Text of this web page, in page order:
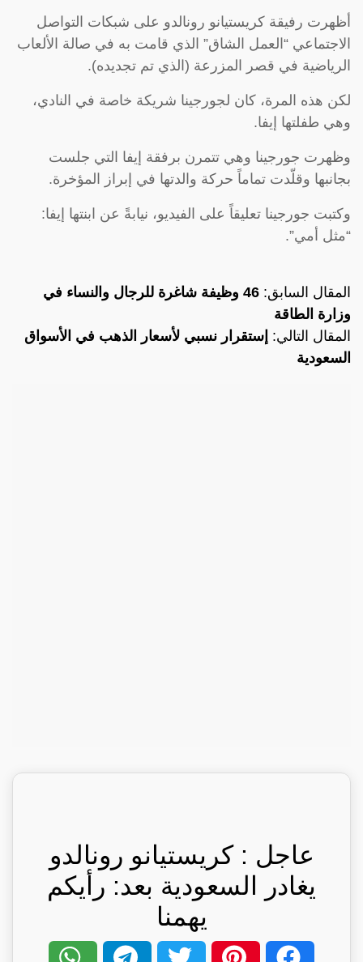
أظهرت رفيقة كريستيانو رونالدو على شبكات التواصل
الاجتماعي “العمل الشاق” الذي قامت به في صالة الألعاب
الرياضية في قصر المزرعة (الذي تم تجديده).
لكن هذه المرة، كان لجورجينا شريكة خاصة في النادي،
وهي طفلتها إيفا.
وظهرت جورجينا وهي تتمرن برفقة إيفا التي جلست
بجانبها وقلّدت تماماً حركة والدتها في إبراز المؤخرة.
وكتبت جورجينا تعليقاً على الفيديو، نيابةً عن ابنتها إيفا:
“مثل أمي”.
المقال السابق:
46 وظيفة شاغرة للرجال والنساء في
وزارة الطاقة
المقال التالي: إستقرار نسبي لأسعار الذهب في الأسواق
السعودية
عاجل : كريستيانو رونالدو
يغادر السعودية بعد: رأيكم
يهمنا